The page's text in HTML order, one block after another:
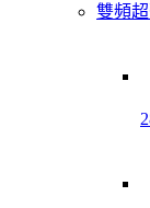
雙頻